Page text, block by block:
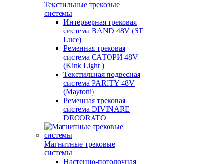
Текстильные трековые
системы
Интерьерная трековая
система BAND 48V (ST
Luce)
Ременная трековая
система САТОРИ 48V
(Kink Light )
Текстильная подвесная
система PARITY 48V
(Maytoni)
Ременная трековая
система DIVINARE
DECORATO
Магнитные трековые
системы
Настенно-потолочная